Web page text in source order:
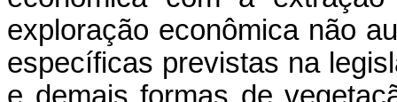
exploração econômica não
específicas previstas na